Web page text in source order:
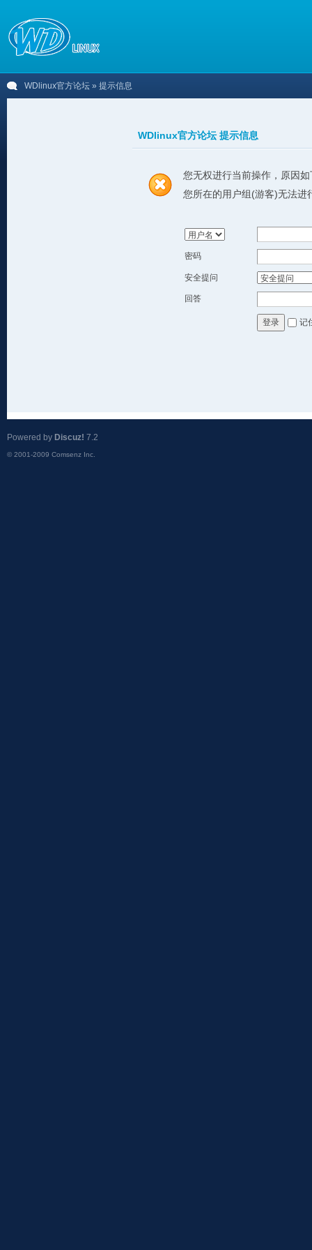
WDlinux官方论坛 » 提示信息
WDlinux官方论坛 提示信息
您无权进行当前操作，原因如
您所在的用户组(游客)无法进
密码
安全提问
回答
登录 记
Powered by Discuz! 7.2
© 2001-2009 Comsenz Inc.